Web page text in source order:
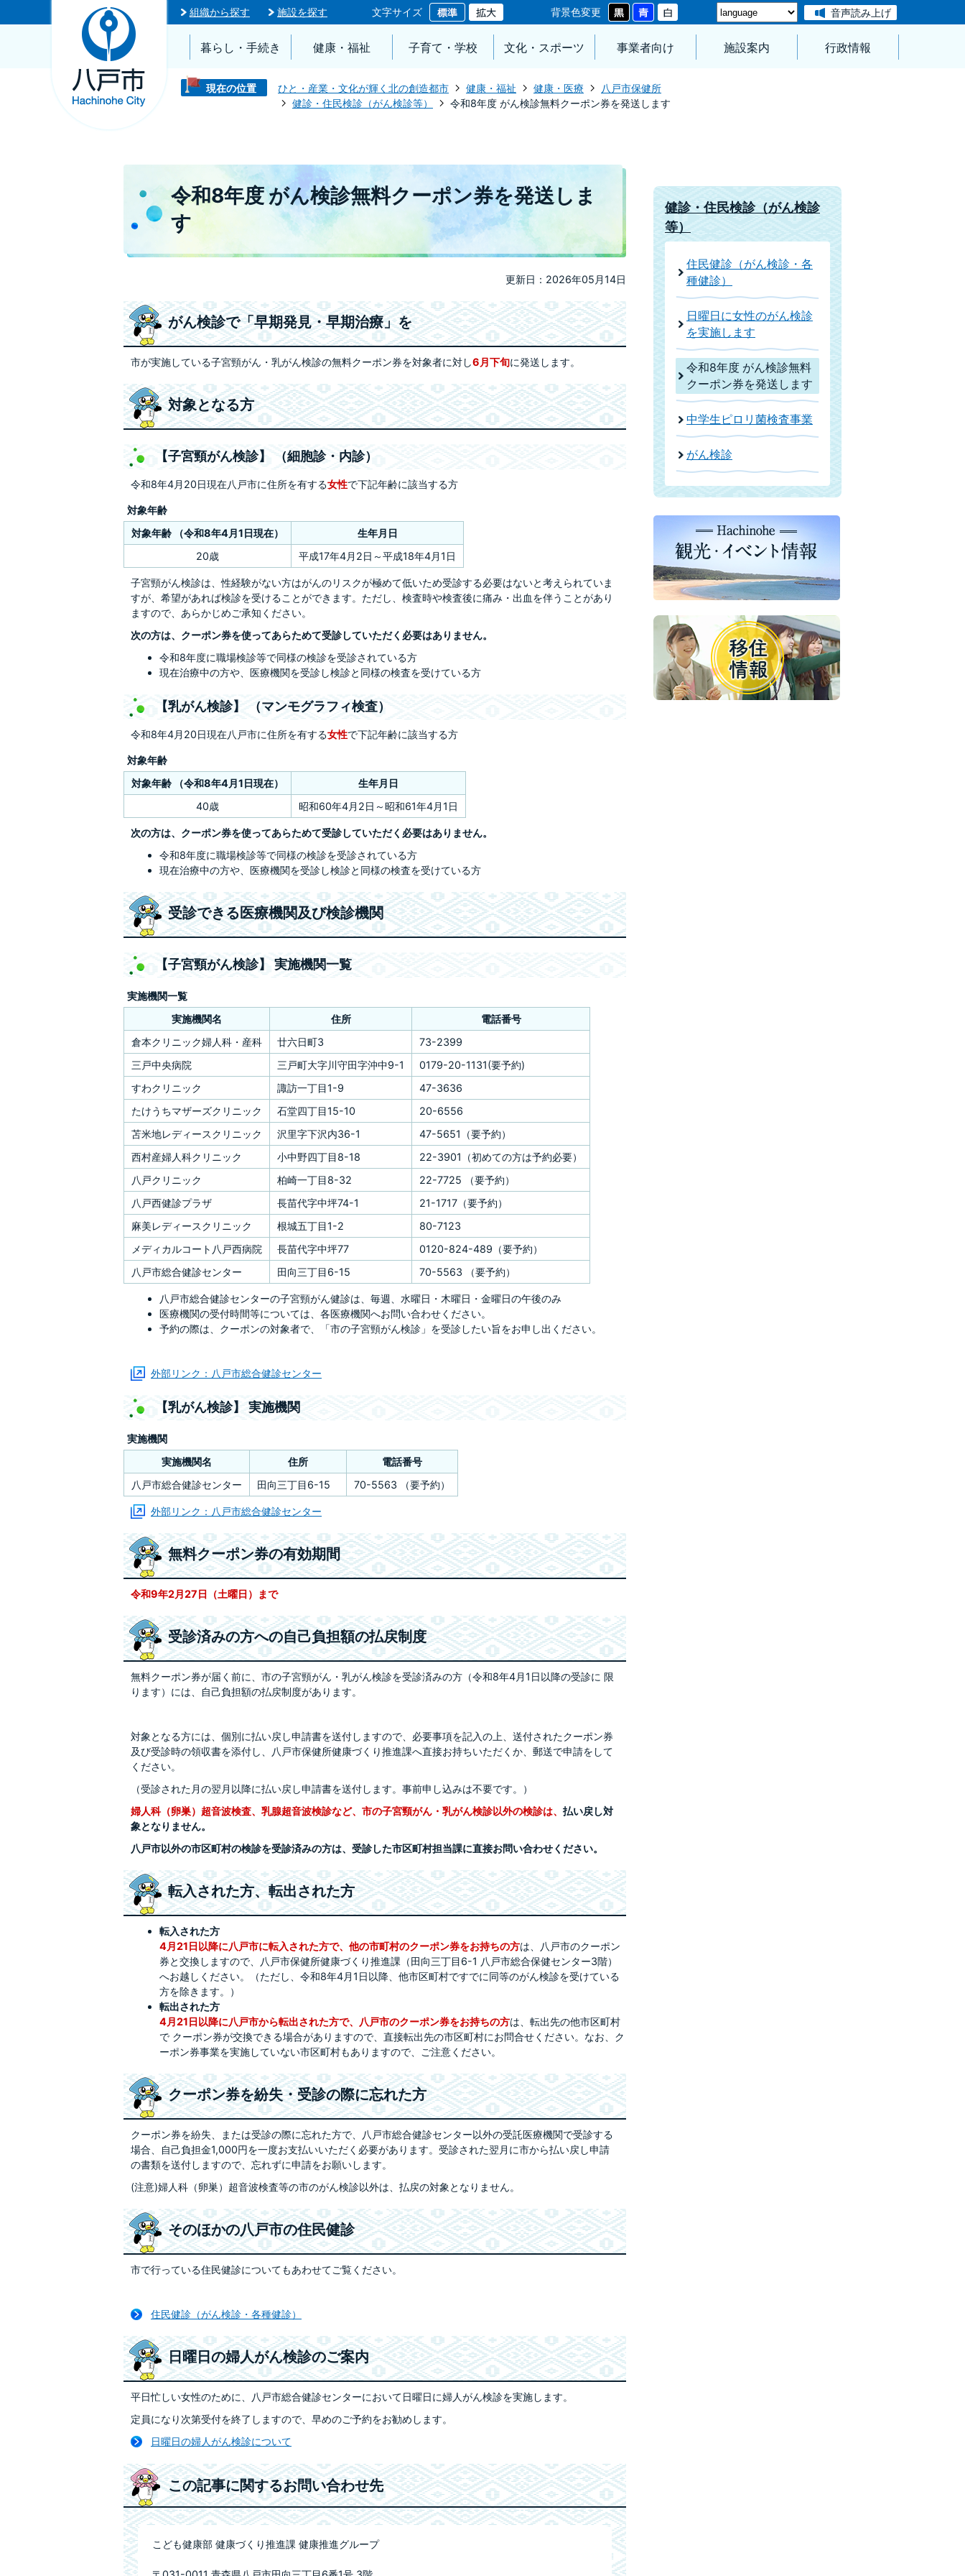
組織から探す 施設を探す 文字サイズ 背景色変更 音声読み上げ
暮らし・手続き 健康・福祉 子育て・学校 文化・スポーツ 事業者向け 施設案内 行政情報
現在の位置 ひと・産業・文化が輝く北の創造都市 健康・福祉 健康・医療
八戸市保健所
健診・住民検診（がん検診等）
令和8年度 がん検診無料クーポン券を発送します
令和8年度 がん検診無料クーポン券を発送しま
す
更新日：2026年05月14日
がん検診で「早期発見・早期治療」を
市が実施している子宮頸がん・乳がん検診の無料クーポン券を対象者に対し6月下旬に発送します。
対象となる方
【子宮頸がん検診】 （細胞診・内診）
令和8年4月20日現在八戸市に住所を有する女性で下記年齢に該当する方
対象年齢
対象年齢
（令和8年4月1日現在）
生年月日
20歳
平成17年4月2日～平成18年4月1日
子宮頸がん検診は、性経験がない方はがんのリスクが極めて低いため受診する必要はないと考えられていま
すが、希望があれば検診を受けることができます。ただし、検査時や検査後に痛み・出血を伴うことがあり
ますので、あらかじめご承知ください。
次の方は、クーポン券を使ってあらためて受診していただく必要はありません。
令和8年度に職場検診等で同様の検診を受診されている方
現在治療中の方や、医療機関を受診し検診と同様の検査を受けている方
【乳がん検診】 （マンモグラフィ検査）
令和8年4月20日現在八戸市に住所を有する女性で下記年齢に該当する方
対象年齢
対象年齢
（令和8年4月1日現在）
生年月日
40歳
昭和60年4月2日～昭和61年4月1日
次の方は、クーポン券を使ってあらためて受診していただく必要はありません。
令和8年度に職場検診等で同様の検診を受診されている方
現在治療中の方や、医療機関を受診し検診と同様の検査を受けている方
受診できる医療機関及び検診機関
【子宮頸がん検診】 実施機関一覧
実施機関一覧
実施機関名
住所
電話番号
倉本クリニック婦人科・産科
廿六日町3
73-2399
三戸中央病院
三戸町大字川守田字沖中9-1
0179-20-1131(要予約)
すわクリニック
諏訪一丁目1-9
47-3636
たけうちマザーズクリニック
石堂四丁目15-10
20-6556
苫米地レディースクリニック
沢里字下沢内36-1
47-5651（要予約）
西村産婦人科クリニック
小中野四丁目8-18
22-3901（初めての方は予約必要）
八戸クリニック
柏崎一丁目8-32
22-7725 （要予約）
八戸西健診プラザ
長苗代字中坪74-1
21-1717（要予約）
麻美レディースクリニック
根城五丁目1-2
80-7123
メディカルコート八戸西病院
長苗代字中坪77
0120-824-489（要予約）
八戸市総合健診センター
田向三丁目6-15 70-5563 （要予約）
八戸市総合健診センターの子宮頸がん健診は、毎週、水曜日・木曜日・金曜日の午後のみ
医療機関の受付時間等については、各医療機関へお問い合わせください。
予約の際は、クーポンの対象者で、「市の子宮頸がん検診」を受診したい旨をお申し出ください。
外部リンク：八戸市総合健診センター
【乳がん検診】 実施機関
実施機関
実施機関名
住所
電話番号
八戸市総合健診センター
田向三丁目6-15 70-5563 （要予約）
外部リンク：八戸市総合健診センター
無料クーポン券の有効期間
令和9年2月27日（土曜日）まで
受診済みの方への自己負担額の払戻制度
無料クーポン券が届く前に、市の子宮頸がん・乳がん検診を受診済みの方（令和8年4月1日以降の受診に 限
ります）には、自己負担額の払戻制度があります。
対象となる方には、個別に払い戻し申請書を送付しますので、必要事項を記入の上、送付されたクーポン券
及び受診時の領収書を添付し、八戸市保健所健康づくり推進課へ直接お持ちいただくか、郵送で申請をして
ください。
（受診された月の翌月以降に払い戻し申請書を送付します。事前申し込みは不要です。）
婦人科（卵巣）超音波検査、乳腺超音波検診など、市の子宮頸がん・乳がん検診以外の検診は、 払い戻し対
象となりません。
八戸市以外の市区町村の検診を受診済みの方は、受診した市区町村担当課に直接お問い合わせください。
転入された方、転出された方
転入された方
4月21日以降に八戸市に転入された方で、他の市町村のクーポン券をお持ちの方は、八戸市のクーポン
券と交換しますので、八戸市保健所健康づくり推進課（田向三丁目6-1 八戸市総合保健センター3階）
へお越しください。（ただし、令和8年4月1日以降、他市区町村ですでに同等のがん検診を受けている
方を除きます。）
転出された方
4月21日以降に八戸市から転出された方で、八戸市のクーポン券をお持ちの方は、転出先の他市区町村
で クーポン券が交換できる場合がありますので、直接転出先の市区町村にお問合せください。なお、ク
ーポン券事業を実施していない市区町村もありますので、ご注意ください。
クーポン券を紛失・受診の際に忘れた方
クーポン券を紛失、または受診の際に忘れた方で、八戸市総合健診センター以外の受託医療機関で受診する
場合、自己負担金1,000円を一度お支払いいただく必要があります。受診された翌月に市から払い戻し申請
の書類を送付しますので、忘れずに申請をお願いします。
(注意)婦人科（卵巣）超音波検査等の市のがん検診以外は、払戻の対象となりません。
そのほかの八戸市の住民健診
市で行っている住民健診についてもあわせてご覧ください。
住民健診（がん検診・各種健診）
日曜日の婦人がん検診のご案内
平日忙しい女性のために、八戸市総合健診センターにおいて日曜日に婦人がん検診を実施します。
定員になり次第受付を終了しますので、早めのご予約をお勧めします。
日曜日の婦人がん検診について
この記事に関するお問い合わせ先
こども健康部 健康づくり推進課 健康推進グループ
健診・住民検診（がん検診
等）
住民健診（がん検診・各
種健診）
日曜日に女性のがん検診
を実施します
令和8年度 がん検診無料
クーポン券を発送します
中学生ピロリ菌検査事業
がん検診